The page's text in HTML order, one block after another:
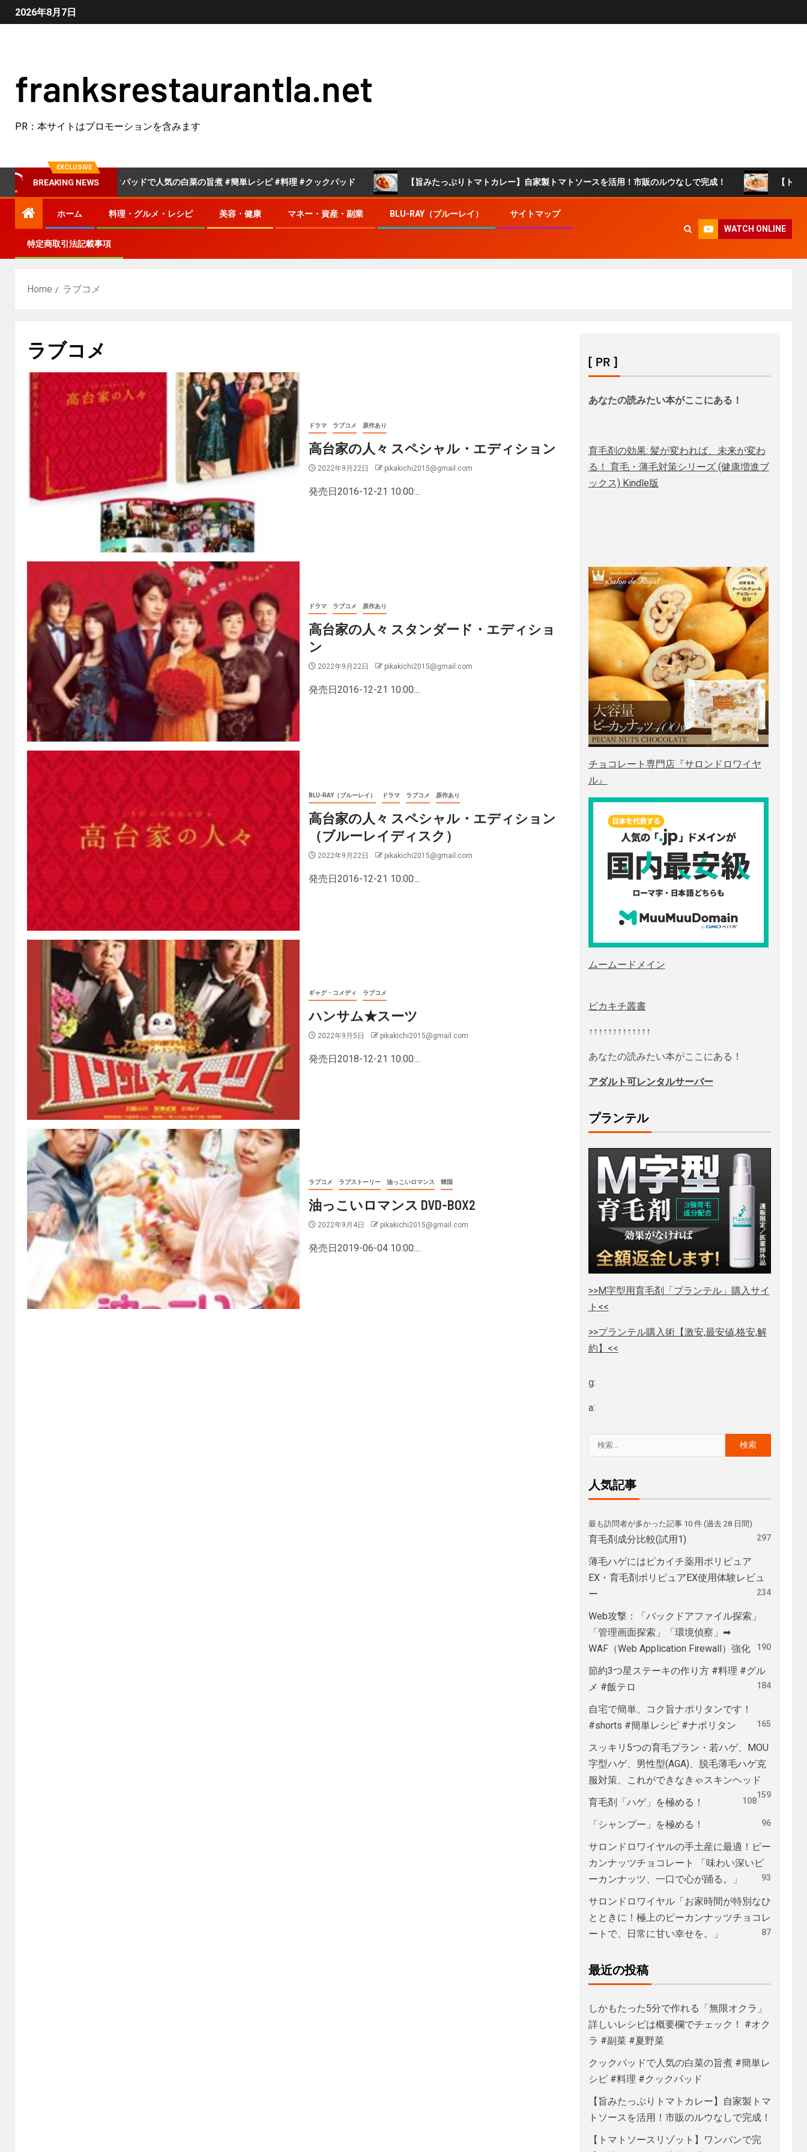
2026年8月7日
franksrestaurantla.net
PR：本サイトはプロモーションを含みます
EXCLUSIVE
BREAKING NEWS
クックパッドで人気の白菜の旨煮 #簡単レシピ #料理 #クックパッド 【旨みたっぷりトマトカレー】自家製トマトソースを活用！市販のルウなしで完成！ 【トマトソースリ
ホーム 料理・グルメ・レシピ 美容・健康 マネー・資産・副業 BLU-RAY（ブルーレイ） サイトマップ
特定商取引法記載事項
WATCH ONLINE
Home ラブコメ
ラブコメ
ドラマ ラブコメ 原作あり
高台家の人々 スペシャル・エディション
2022年9月22日 pikakichi2015@gmail.com
発売日2016-12-21 10:00:...
ドラマ ラブコメ 原作あり
高台家の人々 スタンダード・エディショ
ン
2022年9月22日 pikakichi2015@gmail.com
発売日2016-12-21 10:00:...
BLU-RAY（ブルーレイ） ドラマ ラブコメ 原作あり
高台家の人々 スペシャル・エディション
（ブルーレイディスク）
2022年9月22日 pikakichi2015@gmail.com
発売日2016-12-21 10:00:...
ギャグ・コメディ ラブコメ
ハンサム★スーツ
2022年9月5日 pikakichi2015@gmail.com
発売日2018-12-21 10:00:...
ラブコメ ラブストーリー 油っこいロマンス 韓国
油っこいロマンス DVD-BOX2
2022年9月4日 pikakichi2015@gmail.com
発売日2019-06-04 10:00:...
[ PR ]
あなたの読みたい本がここにある！
育毛剤の効果: 髪が変われば、未来が変わ
る！ 育毛・薄毛対策シリーズ (健康増進ブ
ックス) Kindle版
チョコレート専門店『サロンドロワイヤ
ル』
ムームードメイン
ピカキチ叢書
↑↑↑↑↑↑↑↑↑↑↑↑↑
あなたの読みたい本がここにある！
アダルト可レンタルサーバー
プランテル
>>M字型用育毛剤「プランテル」購入サイ
ト<<
>>プランテル購入術【激安,最安値,格安,解
約】<<
g:
a:
人気記事
最も訪問者が多かった記事 10 件 (過去 28 日間)
育毛剤成分比較(試用1) 297
薄毛ハゲにはピカイチ薬用ポリピュア
EX・育毛剤ポリピュアEX使用体験レビュ
ー
234
Web攻撃：「バックドアファイル探索」
「管理画面探索」「環境偵察」➡
WAF（Web Application Firewall）強化
190
節約3つ星ステーキの作り方 #料理 #グル
メ #飯テロ
184
自宅で簡単、コク旨ナポリタンです！
#shorts #簡単レシピ #ナポリタン
165
スッキリ5つの育毛プラン・若ハゲ、MOU
字型ハゲ、男性型(AGA)、脱毛薄毛ハゲ克
服対策、これができなきゃスキンヘッド
159
育毛剤「ハゲ」を極める！ 108
「シャンプー」を極める！ 96
サロンドロワイヤルの手土産に最適！ピー
カンナッツチョコレート 「味わい深いピ
ーカンナッツ、一口で心が踊る。」
93
サロンドロワイヤル「お家時間が特別なひ
とときに！極上のピーカンナッツチョコレ
ートで、日常に甘い幸せを。」
87
最近の投稿
しかもたった5分で作れる「無限オクラ」
詳しいレシピは概要欄でチェック！ #オク
ラ #副菜 #夏野菜
クックパッドで人気の白菜の旨煮 #簡単レ
シピ #料理 #クックパッド
【旨みたっぷりトマトカレー】自家製トマ
トソースを活用！市販のルウなしで完成！
【トマトソースリゾット】ワンパンで完